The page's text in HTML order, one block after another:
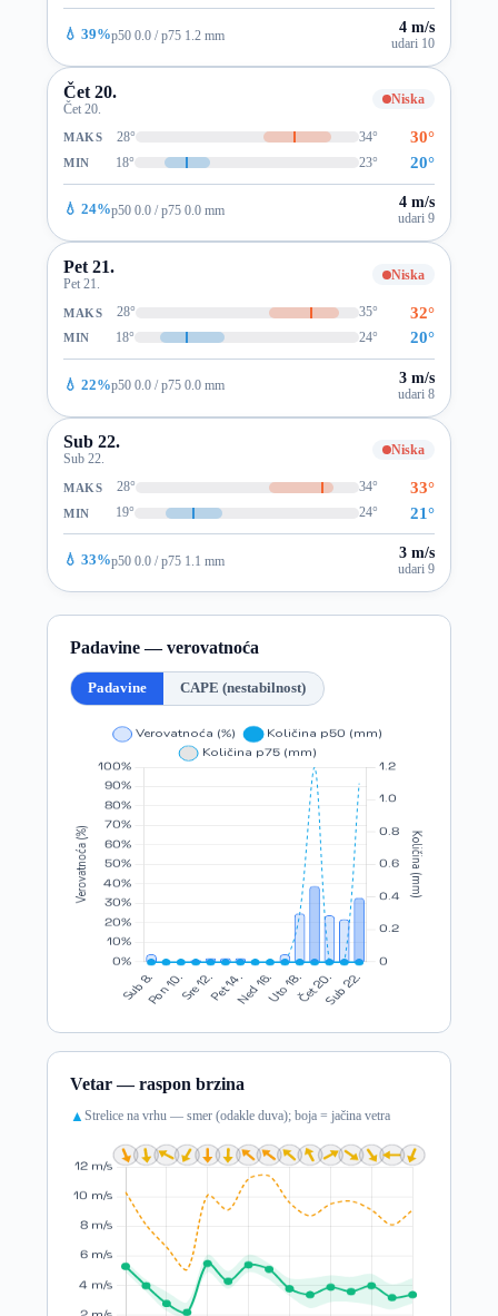
💧 39%p50 0.0 / p75 1.2 mm 4 m/s
udari 10
Čet 20.
Čet 20.
Niska
MAKS 28° 34° 30°
MIN 18° 23° 20°
💧 24%p50 0.0 / p75 0.0 mm 4 m/s
udari 9
Pet 21.
Pet 21.
Niska
MAKS 28° 35° 32°
MIN 18° 24° 20°
💧 22%p50 0.0 / p75 0.0 mm 3 m/s
udari 8
Sub 22.
Sub 22.
Niska
MAKS 28° 34° 33°
MIN 19° 24° 21°
💧 33%p50 0.0 / p75 1.1 mm 3 m/s
udari 9
Padavine — verovatnoća
Padavine CAPE (nestabilnost)
Vetar — raspon brzina
▲ Strelice na vrhu — smer (odakle duva); boja = jačina vetra